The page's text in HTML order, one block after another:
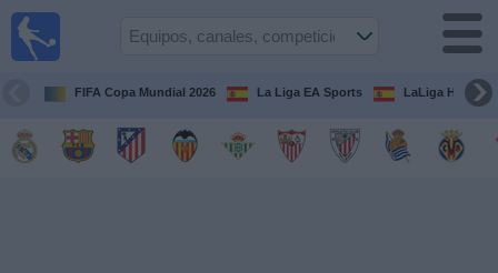
FIFA Copa Mundial 2026 La Liga EA Sports LaLiga
Guía de
Televisados